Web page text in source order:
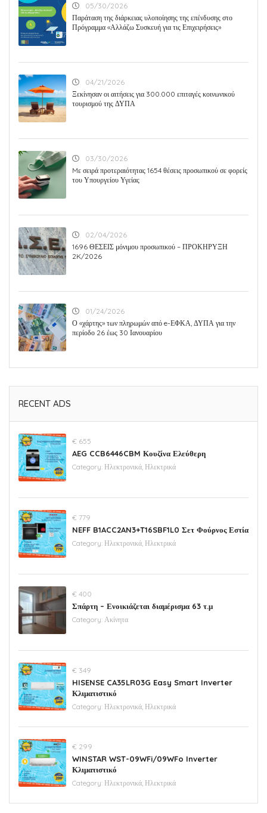
05/30/2026
Παράταση της διάρκειας υλοποίησης της επένδυσης στο
Πρόγραμμα «Αλλάζω Συσκευή για τις Επιχειρήσεις»
04/21/2026
Ξεκίνησαν οι αιτήσεις για 300.000 επιταγές κοινωνικού
τουρισμού της ΔΥΠΑ
03/30/2026
Mε σειρά προτεραιότητας 1654 θέσεις προσωπικού σε φορείς
του Υπουργείου Υγείας
02/04/2026
1696 ΘΕΣΕΙΣ μόνιμου προσωπικού – ΠΡΟΚΗΡΥΞΗ
2K/2026
01/24/2026
Ο «χάρτης» των πληρωμών από e-ΕΦΚΑ, ΔΥΠΑ για την
περίοδο 26 έως 30 Ιανουαρίου
RECENT ADS
€ 655
AEG CCB6446CBM Κουζίνα Ελεύθερη
Category: Ηλεκτρονικά, Ηλεκτρικά
€ 779
NEFF B1ACC2AN3+T16SBF1L0 Σετ Φούρνος Εστία
Category: Ηλεκτρονικά, Ηλεκτρικά
€ 400
Σπάρτη – Ενοικιάζεται διαμέρισμα 63 τ.μ
Category: Ακίνητα
€ 349
HISENSE CA35LR03G Easy Smart Inverter
Κλιματιστικό
Category: Ηλεκτρονικά, Ηλεκτρικά
€ 299
WINSTAR WST-09WFi/09WFo Inverter
Κλιματιστικό
Category: Ηλεκτρονικά, Ηλεκτρικά